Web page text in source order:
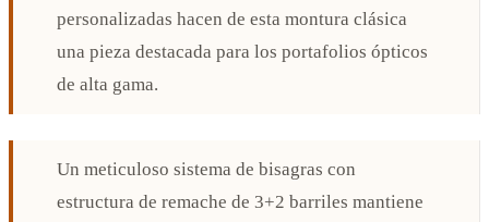
personalizadas hacen de esta montura clásica
una pieza destacada para los portafolios ópticos
de alta gama.
Un meticuloso sistema de bisagras con
estructura de remache de 3+2 barriles mantiene